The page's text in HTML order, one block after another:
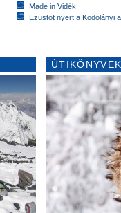
Made in Vidék
Ezüstöt nyert a Kodolányi